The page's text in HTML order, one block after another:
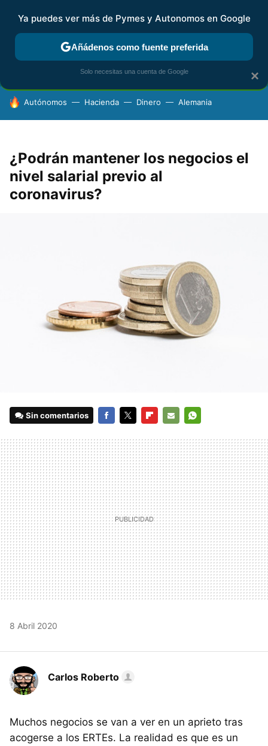
FISCALIDAD Y CONTABILIDAD KIT DIGITAL RENTA
HOY SE HABLA DE
Autónomos Hacienda Dinero Alemania
¿Podrán mantener los negocios el
nivel salarial previo al
coronavirus?
Sin comentarios
MAIL
8 Abril 2020
Carlos Roberto
Muchos negocios se van a ver en un aprieto tras
acogerse a los ERTEs. La realidad es que es un
×
Ya puedes ver más de Pymes y Autonomos en Google
Añádenos como fuente preferida
Solo necesitas una cuenta de Google